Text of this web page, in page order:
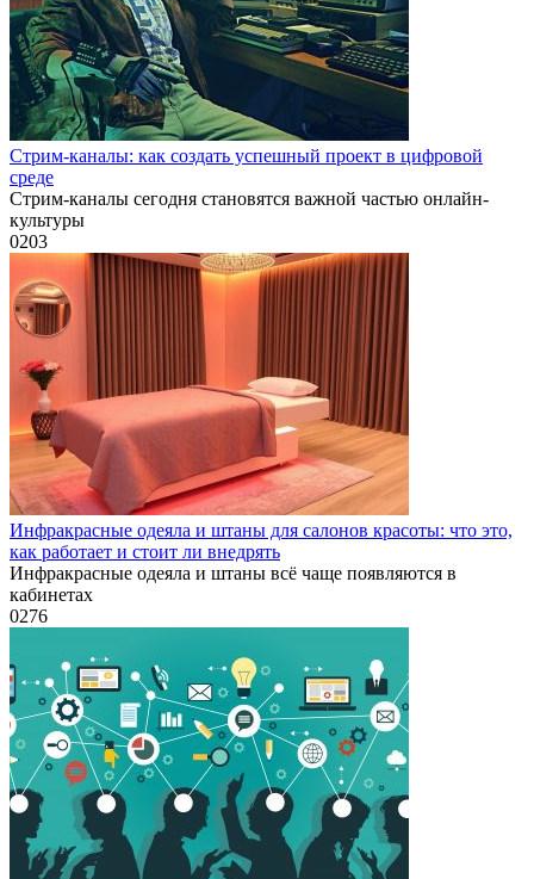
Стрим-каналы: как создать успешный проект в цифровой
среде
Стрим-каналы сегодня становятся важной частью онлайн-
культуры
0203
Инфракрасные одеяла и штаны для салонов красоты: что это,
как работает и стоит ли внедрять
Инфракрасные одеяла и штаны всё чаще появляются в
кабинетах
0276